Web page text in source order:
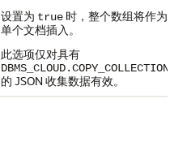
设置为 true 时，整个数组将作为
单个文档插入。
此选项仅对具有
DBMS_CLOUD.COPY_COLLECTION
的 JSON 收集数据有效。